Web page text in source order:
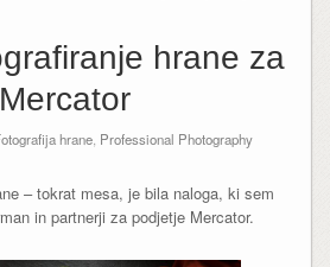
hrane za
Mercator
hrane Professional Photography
– tokrat mesa, je bila naloga, ki sem
in partnerji za podjetje Mercator.